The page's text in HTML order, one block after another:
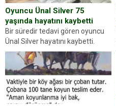
Oyuncu Ünal Silver 75
yaşında hayatını kaybetti
Bir süredir tedavi gören oyuncu
Ünal Silver hayatını kaybetti.
Haberi, oyuncunun menajerlik
ajansı duyurdu. Renda Güner,
sosyal medya hesabında “Usta
Oyuncumuz ve çok değerli
dostumuz...